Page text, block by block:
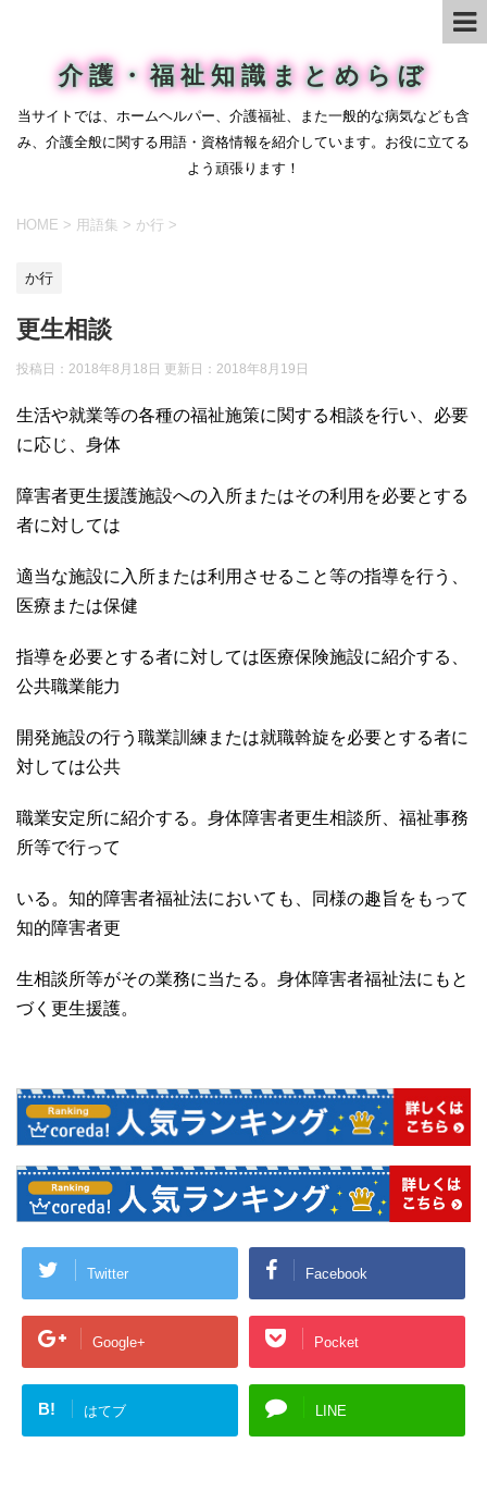
介護・福祉知識まとめらぼ
当サイトでは、ホームヘルパー、介護福祉、また一般的な病気なども含
み、介護全般に関する用語・資格情報を紹介しています。お役に立てる
よう頑張ります！
HOME > 用語集 > か行 >
か行
更生相談
投稿日：2018年8月18日 更新日： 2018年8月19日
生活や就業等の各種の福祉施策に関する相談を行い、必要
に応じ、身体
障害者更生援護施設への入所またはその利用を必要とする
者に対しては
適当な施設に入所または利用させること等の指導を行う、
医療または保健
指導を必要とする者に対しては医療保険施設に紹介する、
公共職業能力
開発施設の行う職業訓練または就職斡旋を必要とする者に
対しては公共
職業安定所に紹介する。身体障害者更生相談所、福祉事務
所等で行って
いる。知的障害者福祉法においても、同様の趣旨をもって
知的障害者更
生相談所等がその業務に当たる。身体障害者福祉法にもと
づく更生援護。
Twitter Facebook
Google+ Pocket
B! はてブ LINE